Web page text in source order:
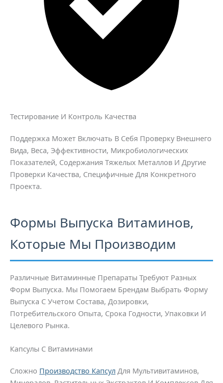
Тестирование И Контроль Качества
Поддержка Может Включать В Себя Проверку Внешнего
Вида, Веса, Эффективности, Микробиологических
Показателей, Содержания Тяжелых Металлов И Другие
Проверки Качества, Специфичные Для Конкретного
Проекта.
Формы Выпуска Витаминов,
Которые Мы Производим
Различные Витаминные Препараты Требуют Разных
Форм Выпуска. Мы Помогаем Брендам Выбрать Форму
Выпуска С Учетом Состава, Дозировки,
Потребительского Опыта, Срока Годности, Упаковки И
Целевого Рынка.
Капсулы С Витаминами
Сложно Производство Капсул Для Мультивитаминов,